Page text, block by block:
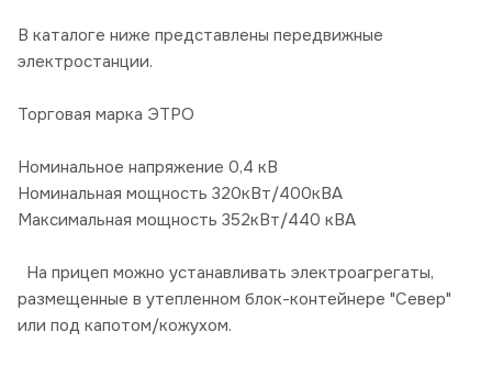
В каталоге ниже представлены передвижные
электростанции.
Торговая марка ЭТРО
Номинальное напряжение 0,4 кВ
Номинальная мощность 320кВт/400кВА
Максимальная мощность 352кВт/440 кВА
На прицеп можно устанавливать электроагрегаты,
размещенные в утепленном блок-контейнере "Север"
или под капотом/кожухом.